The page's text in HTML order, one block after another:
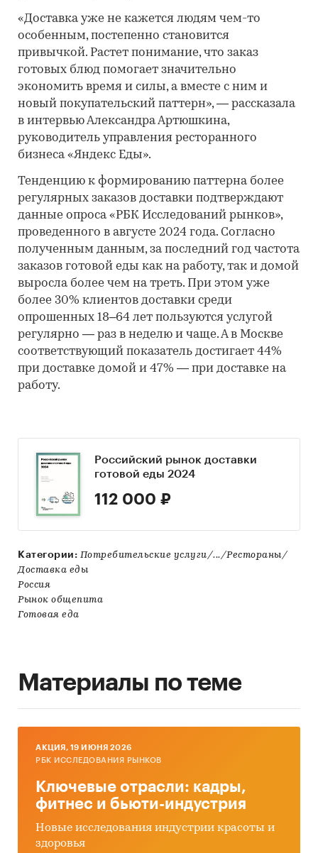
«Доставка уже не кажется людям чем-то
особенным, постепенно становится
привычкой. Растет понимание, что заказ
готовых блюд помогает значительно
экономить время и силы, а вместе с ним и
новый покупательский паттерн», — рассказала
в интервью Александра Артюшкина,
руководитель управления ресторанного
бизнеса «Яндекс Еды».
Тенденцию к формированию паттерна более
регулярных заказов доставки подтверждают
данные опроса «РБК Исследований рынков»,
проведенного в августе 2024 года. Согласно
полученным данным, за последний год частота
заказов готовой еды как на работу, так и домой
выросла более чем на треть. При этом уже
более 30% клиентов доставки среди
опрошенных 18–64 лет пользуются услугой
регулярно — раз в неделю и чаще. А в Москве
соответствующий показатель достигает 44%
при доставке домой и 47% — при доставке на
работу.
Российский рынок доставки
готовой еды 2024
112 000 ₽
Категории: Потребительские услуги/.../Рестораны/
Доставка еды
Россия
Рынок общепита
Готовая еда
Материалы по теме
AКЦИЯ, 19 ИЮНЯ 2026
РБК ИССЛЕДОВАНИЯ РЫНКОВ
Ключевые отрасли: кадры,
фитнес и бьюти-индустрия
Новые исследования индустрии красоты и
здоровья